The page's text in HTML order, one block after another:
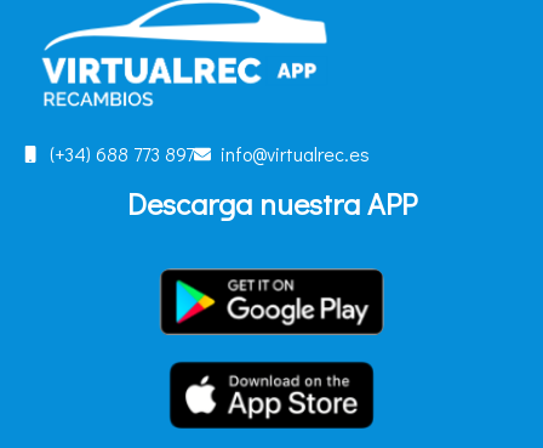
(+34) 688 773 897 info@virtualrec.es
Descarga nuestra APP